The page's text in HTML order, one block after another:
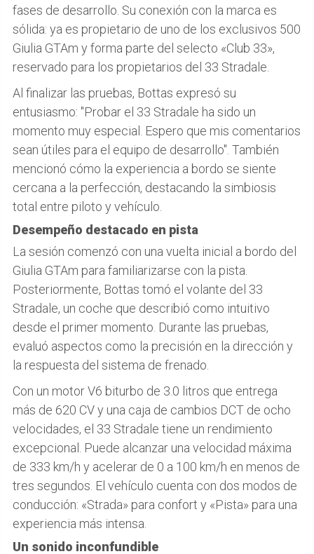
fases de desarrollo. Su conexión con la marca es
sólida: ya es propietario de uno de los exclusivos 500
Giulia GTAm y forma parte del selecto «Club 33»,
reservado para los propietarios del 33 Stradale.
Al finalizar las pruebas, Bottas expresó su
entusiasmo: "Probar el 33 Stradale ha sido un
momento muy especial. Espero que mis comentarios
sean útiles para el equipo de desarrollo". También
mencionó cómo la experiencia a bordo se siente
cercana a la perfección, destacando la simbiosis
total entre piloto y vehículo.
Desempeño destacado en pista
La sesión comenzó con una vuelta inicial a bordo del
Giulia GTAm para familiarizarse con la pista.
Posteriormente, Bottas tomó el volante del 33
Stradale, un coche que describió como intuitivo
desde el primer momento. Durante las pruebas,
evaluó aspectos como la precisión en la dirección y
la respuesta del sistema de frenado.
Con un motor V6 biturbo de 3.0 litros que entrega
más de 620 CV y una caja de cambios DCT de ocho
velocidades, el 33 Stradale tiene un rendimiento
excepcional. Puede alcanzar una velocidad máxima
de 333 km/h y acelerar de 0 a 100 km/h en menos de
tres segundos. El vehículo cuenta con dos modos de
conducción: «Strada» para confort y «Pista» para una
experiencia más intensa.
Un sonido inconfundible